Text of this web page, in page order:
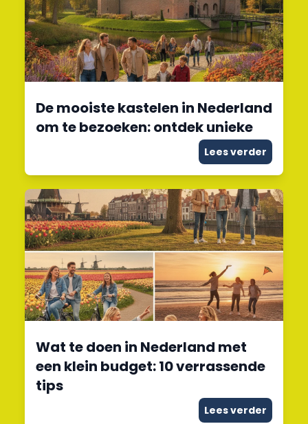
De mooiste kastelen in Nederland
om te bezoeken: ontdek unieke
Lees verder
Wat te doen in Nederland met
een klein budget: 10 verrassende
tips
Lees verder